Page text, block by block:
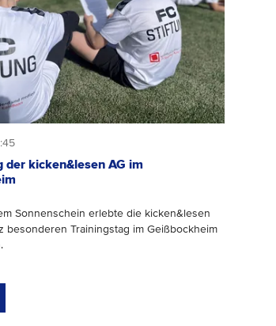
der kicken&lesen AG im
Sonnenschein erlebte die kicken&lesen
besonderen Trainingstag im Geißbockheim